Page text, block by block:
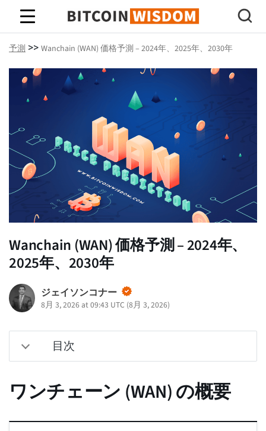
ビットコインの知恵
予測 >> Wanchain (WAN) 価格予測 – 2024年、2025年、2030年
Wanchain (WAN) 価格予測 – 2024年、
2025年、2030年
ジェイソンコナー
8月 3, 2026 at 09:43 UTC (8月 3, 2026)
目次
ワンチェーン (WAN) の概要